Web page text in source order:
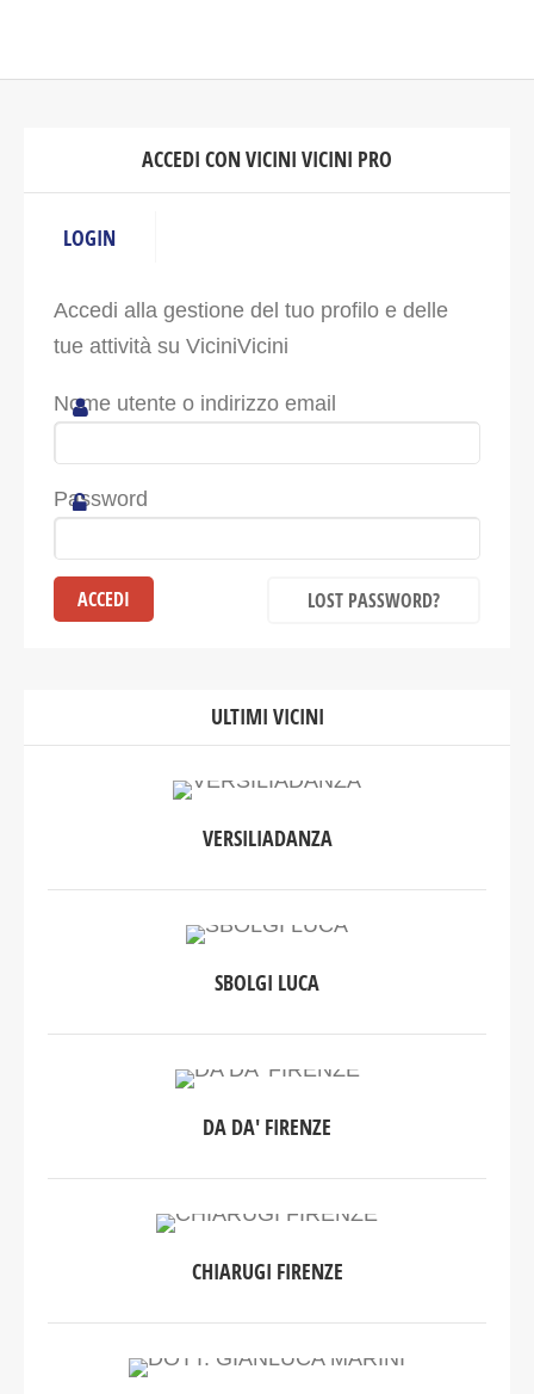
ACCEDI CON VICINI VICINI PRO
LOGIN
Accedi alla gestione del tuo profilo e delle
tue attività su ViciniVicini
Nome utente o indirizzo email
Password
LOST PASSWORD?
ULTIMI VICINI
VERSILIADANZA
SBOLGI LUCA
DA DA' FIRENZE
CHIARUGI FIRENZE